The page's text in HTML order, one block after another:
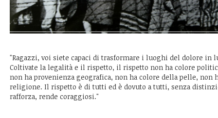
"Ragazzi, voi siete capaci di trasformare i luoghi del dolore in
Coltivate la legalità e il rispetto, il rispetto non ha colore
non ha provenienza geografica, non ha colore della pelle, non
religione. Il rispetto è di tutti ed è dovuto a tutti, senza
rafforza, rende coraggiosi."